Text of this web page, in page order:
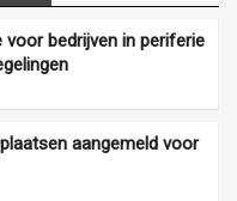
bedrijven in periferie
aangemeld voor